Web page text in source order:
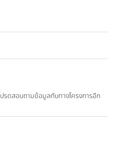
รดสอบถามข้อมูลกับทางโครงการอีก